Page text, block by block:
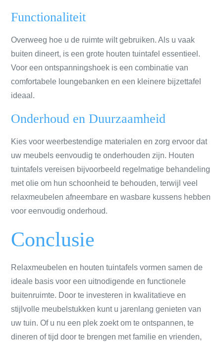
Functionaliteit
Overweeg hoe u de ruimte wilt gebruiken. Als u vaak
buiten dineert, is een grote houten tuintafel essentieel.
Voor een ontspanningshoek is een combinatie van
comfortabele loungebanken en een kleinere bijzettafel
ideaal.
Onderhoud en Duurzaamheid
Kies voor weerbestendige materialen en zorg ervoor dat
uw meubels eenvoudig te onderhouden zijn. Houten
tuintafels vereisen bijvoorbeeld regelmatige behandeling
met olie om hun schoonheid te behouden, terwijl veel
relaxmeubelen afneembare en wasbare kussens hebben
voor eenvoudig onderhoud.
Conclusie
Relaxmeubelen en houten tuintafels vormen samen de
ideale basis voor een uitnodigende en functionele
buitenruimte. Door te investeren in kwalitatieve en
stijlvolle meubelstukken kunt u jarenlang genieten van
uw tuin. Of u nu een plek zoekt om te ontspannen, te
dineren of tijd door te brengen met familie en vrienden,